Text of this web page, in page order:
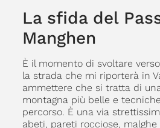
La sfida del
Manghen
È il momento di svoltare
la strada che mi riporterà in
ammettere che si tratta di
montagna più belle e
percorso. È una via
abeti, pareti rocciose, malghe